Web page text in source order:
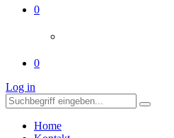
0
0
Log in
Home